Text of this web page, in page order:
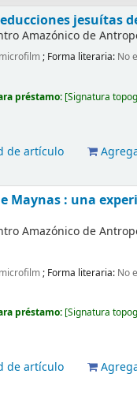
jesuítas
Amazónico de
microfilm; Forma literaria: No
préstamo: Signatura
de artículo
Maynas : una
Amazónico de
microfilm; Forma literaria: No
préstamo: Signatura
de artículo